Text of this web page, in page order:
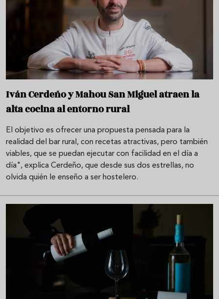
Iván Cerdeño y Mahou San Miguel atraen la
alta cocina al entorno rural
El objetivo es ofrecer una propuesta pensada para la
realidad del bar rural, con recetas atractivas, pero también
viables, que se puedan ejecutar con facilidad en el día a
día", explica Cerdeño, que desde sus dos estrellas, no
olvida quién le enseño a ser hostelero.